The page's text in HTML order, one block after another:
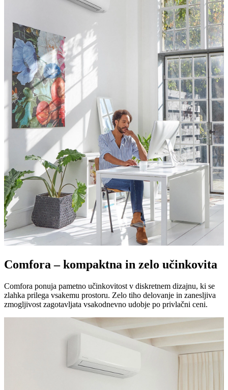
Comfora – kompaktna in zelo učinkovita
Comfora ponuja pametno učinkovitost v diskretnem dizajnu, ki se
zlahka prilega vsakemu prostoru. Zelo tiho delovanje in zanesljiva
zmogljivost zagotavljata vsakodnevno udobje po privlačni ceni.